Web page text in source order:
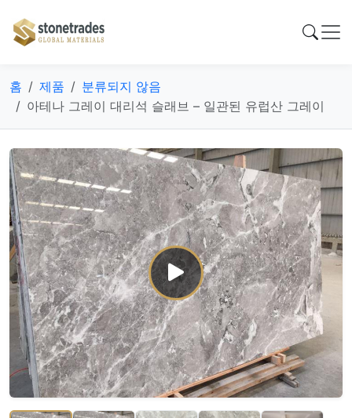
홈 제품
분류되지 않음
아테나 그레이 대리석 슬래브 – 일관된 유럽산 그레이